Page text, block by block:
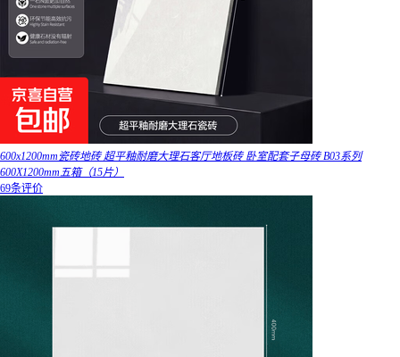
600x1200mm瓷砖地砖 超平釉耐磨大理石客厅地板砖 卧室配套子母砖 B03系列
600X1200mm五箱（15片）
69条评价